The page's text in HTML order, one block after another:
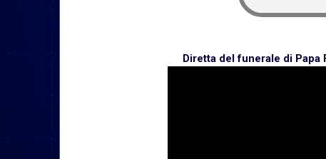
Diretta del funerale di